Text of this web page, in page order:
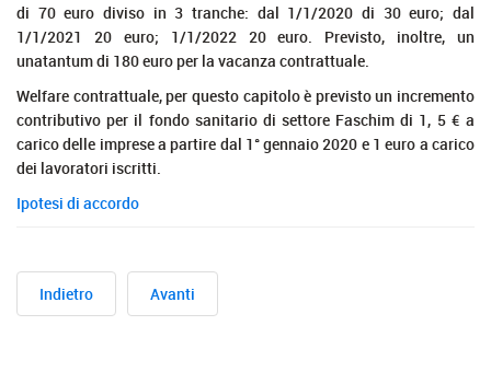
di 70 euro diviso in 3 tranche: dal 1/1/2020 di 30 euro; dal
1/1/2021 20 euro; 1/1/2022 20 euro. Previsto, inoltre, un
unatantum di 180 euro per la vacanza contrattuale.
Welfare contrattuale, per questo capitolo è previsto un incremento
contributivo per il fondo sanitario di settore Faschim di 1, 5 € a
carico delle imprese a partire dal 1° gennaio 2020 e 1 euro a carico
dei lavoratori iscritti.
Ipotesi di accordo
Indietro Avanti